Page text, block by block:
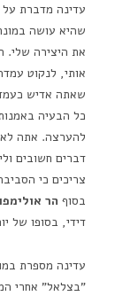
עדינה מדברת
שהיא עושה
את היצירה שלי.
אותי, לנקוט
שאתה אדיש
כל הבעיה
להערצה. אתה לא
דברים חשובים
צריכים כי
בסוף הר
דידי, בסופו של
עדינה מספרת
"בצלאל" אחרי